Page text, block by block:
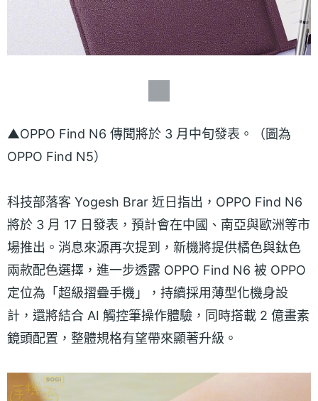
▲OPPO Find N6 傳聞將於 3 月中旬發表。（圖為
OPPO Find N5）
科技部落客 Yogesh Brar 近日指出，OPPO Find N6
將於 3 月 17 日發表，預計會在中國、南亞與歐洲等市
場推出。消息來源再次提到，新機將提供橘色與鈦色
兩款配色選擇，進一步透露 OPPO Find N6 被 OPPO
定位為「超級摺疊手機」，持續採用薄型化機身設
計，還將結合 AI 觸控筆操作體驗，同時搭載 2 億畫素
鏡頭配置，整體規格有望帶來顯著升級。